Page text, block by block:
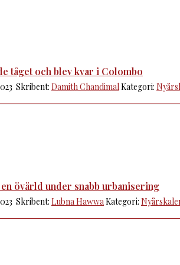
tåget och blev kvar i Colombo
Skribent: Damith ChandimalKategori:
övärld under snabb urbanisering
Skribent: Lubna HawwaKategori: